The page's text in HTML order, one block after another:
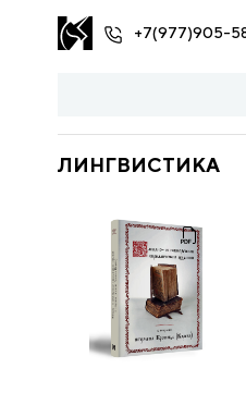
+7(977)905-
ЛИНГВИСТИКА